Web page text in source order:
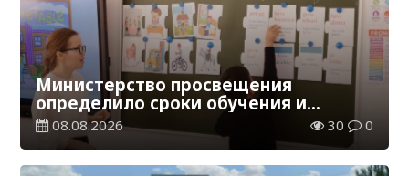
Министерство просвещения
определило сроки обучения и
каникул на 2026-2027 учебный год
08.08.2026 30 0